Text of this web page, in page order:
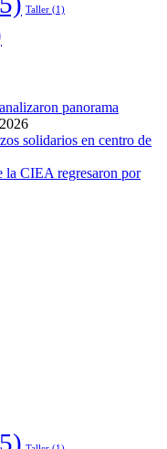
Taller (1)
panorama
solidarios en centro de
la CIEA regresaron por